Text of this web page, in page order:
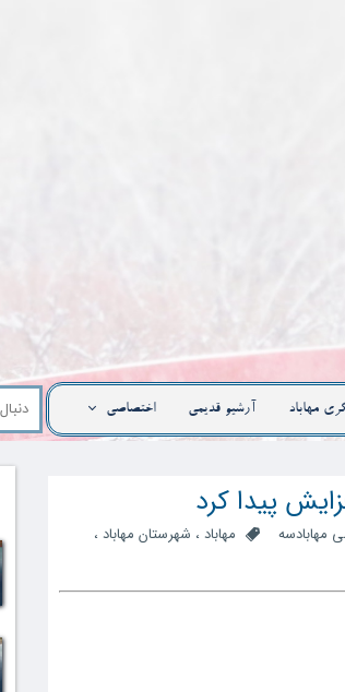
مهاباد آرشیو قدیمی اختصاصی
پیدا کرد
مهابادسه مهاباد ، شهرستان مهاباد ،